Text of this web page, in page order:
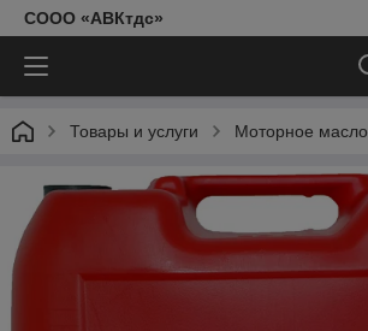
СООО «АВКтдс»
Товары и услуги Моторное масло